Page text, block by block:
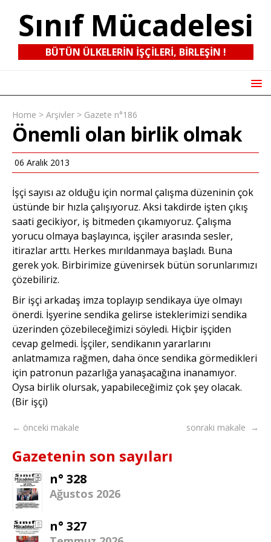
Sınıf Mücadelesi
BÜTÜN ÜLKELERIN IŞÇILERI, BIRLEŞIN !
Home > Arşivler > Gazete n°186
Önemli olan birlik olmak
06 Aralık 2013
İşçi sayısı az olduğu için normal çalışma düzeninin çok
üstünde bir hızla çalışıyoruz. Aksi takdirde işten çıkış
saati gecikiyor, iş bitmeden çıkamıyoruz. Çalışma
yorucu olmaya başlayınca, işçiler arasında sesler,
itirazlar arttı. Herkes mırıldanmaya başladı. Buna
gerek yok. Birbirimize güvenirsek bütün sorunlarımızı
çözebiliriz.
Bir işçi arkadaş imza toplayıp sendikaya üye olmayı
önerdi. İşyerine sendika gelirse isteklerimizi sendika
üzerinden çözebileceğimizi söyledi. Hiçbir işçiden
cevap gelmedi. İşçiler, sendikanın yararlarını
anlatmamıza rağmen, daha önce sendika görmedikleri
için patronun pazarlığa yanaşacağına inanamıyor.
Oysa birlik olursak, yapabileceğimiz çok şey olacak.
(Bir işçi)
← önceki makale sonraki makale →
Gazetenin son sayıları
n° 328
Ağustos 2026
n° 327